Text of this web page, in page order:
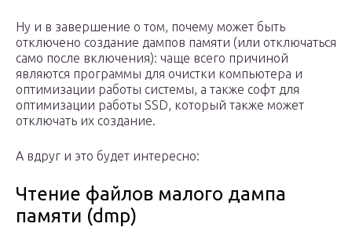
Ну и в завершение о том, почему может быть
отключено создание дампов памяти (или отключаться
само после включения): чаще всего причиной
являются программы для очистки компьютера и
оптимизации работы системы, а также софт для
оптимизации работы SSD, который также может
отключать их создание.
А вдруг и это будет интересно:
Чтение файлов малого дампа
памяти (dmp)